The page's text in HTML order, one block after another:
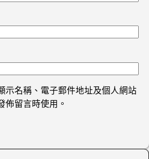
示名稱、電子郵件地址及個人網站
佈留言時使用。